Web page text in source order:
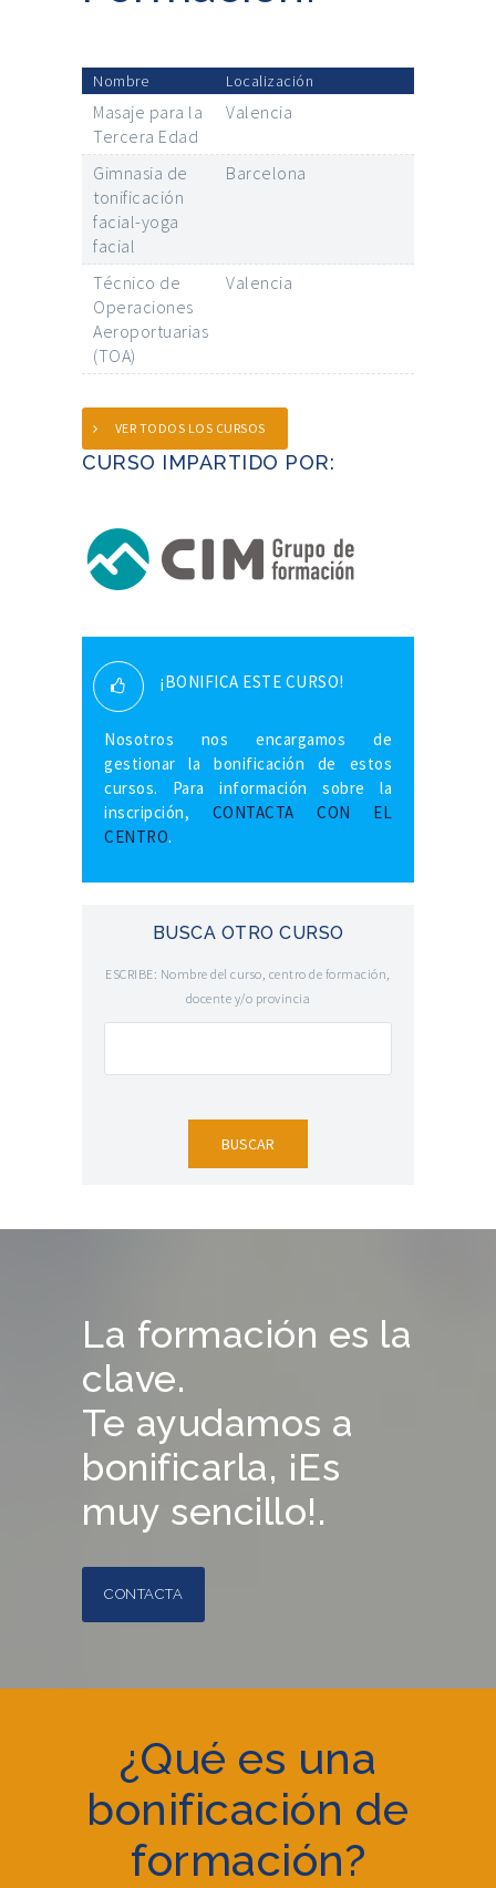
Nombre Localización
Masaje para la
Tercera Edad
Valencia
Gimnasia de
tonificación
facial-yoga
facial
Barcelona
Técnico de
Operaciones
Aeroportuarias
(TOA)
Valencia
VER TODOS LOS CURSOS
CURSO IMPARTIDO POR:
¡BONIFICA ESTE CURSO!
Nosotros nos encargamos de
gestionar la bonificación de estos
cursos. Para información sobre la
inscripción, CONTACTA CON EL
CENTRO.
BUSCA OTRO CURSO
ESCRIBE: Nombre del curso, centro de formación,
docente y/o provincia
La formación es la
clave.
Te ayudamos a
bonificarla, ¡Es
muy sencillo!.
CONTACTA
¿Qué es una
bonificación de
formación?